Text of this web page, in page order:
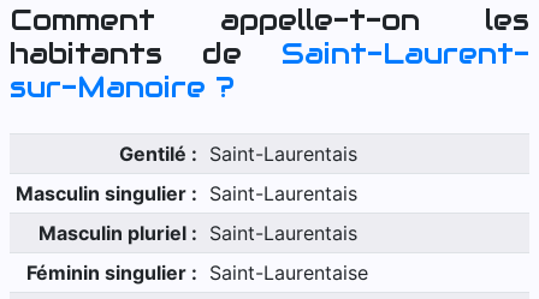
Comment appelle-t-on les
habitants de Saint-Laurent-
sur-Manoire ?
Gentilé : Saint-Laurentais
Masculin singulier : Saint-Laurentais
Masculin pluriel : Saint-Laurentais
Féminin singulier : Saint-Laurentaise